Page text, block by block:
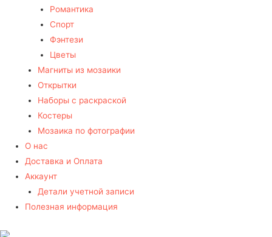
Романтика
Спорт
Фэнтези
Цветы
Магниты из мозаики
Открытки
Наборы с раскраской
Костеры
Мозаика по фотографии
О нас
Доставка и Оплата
Аккаунт
Детали учетной записи
Полезная информация